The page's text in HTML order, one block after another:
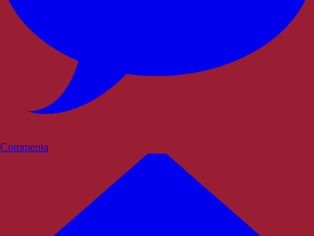
Commenta